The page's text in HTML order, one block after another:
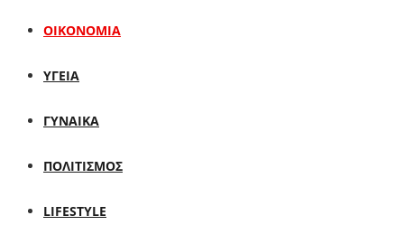
ΟΙΚΟΝΟΜΙΑ
ΥΓΕΙΑ
ΓΥΝΑΙΚΑ
ΠΟΛΙΤΙΣΜΟΣ
LIFESTYLE